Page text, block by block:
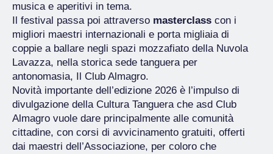
musica e aperitivi in tema.
Il festival passa poi attraverso masterclass con i
migliori maestri internazionali e porta migliaia di
coppie a ballare negli spazi mozzafiato della Nuvola
Lavazza, nella storica sede tanguera per
antonomasia, Il Club Almagro.
Novità importante dell’edizione 2026 è l’impulso di
divulgazione della Cultura Tanguera che asd Club
Almagro vuole dare principalmente alle comunità
cittadine, con corsi di avvicinamento gratuiti, offerti
dai maestri dell’Associazione, per coloro che